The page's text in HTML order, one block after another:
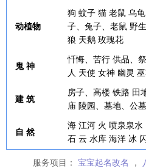
动植物
狗 蚊子 猫 老鼠 乌龟
子、兔子、老鼠 野
狼 天鹅 玫瑰花
鬼 神
忏悔、苦行 供品、
人 天使 女神 幽灵
建 筑
房子、高楼 铁路 田
庙 陵园、墓地、公墓
自 然
海 江河 火 喷泉泉水
石 云 水库 海洋 冰
服务项目： 宝宝起名改名 ，